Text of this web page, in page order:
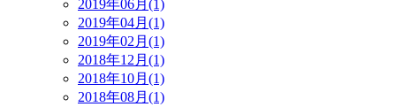
2019年06月(1)
2019年04月(1)
2019年02月(1)
2018年12月(1)
2018年10月(1)
2018年08月(1)